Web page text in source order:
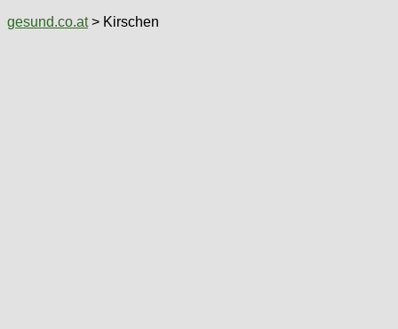
gesund.co.at> Kirschen